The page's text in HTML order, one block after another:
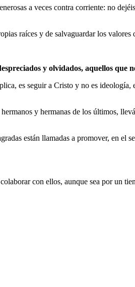
a veces contra corriente: no
raíces y de salvaguardar los valores
y olvidados, aquellos que
es seguir a Cristo y no es
y hermanas de los últimos,
están llamadas a promover, en el
con ellos, aunque sea por un